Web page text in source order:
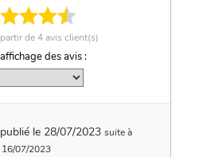
de4avis client(s)
des avis :
publié le 28/07/2023 suite à
07/2023